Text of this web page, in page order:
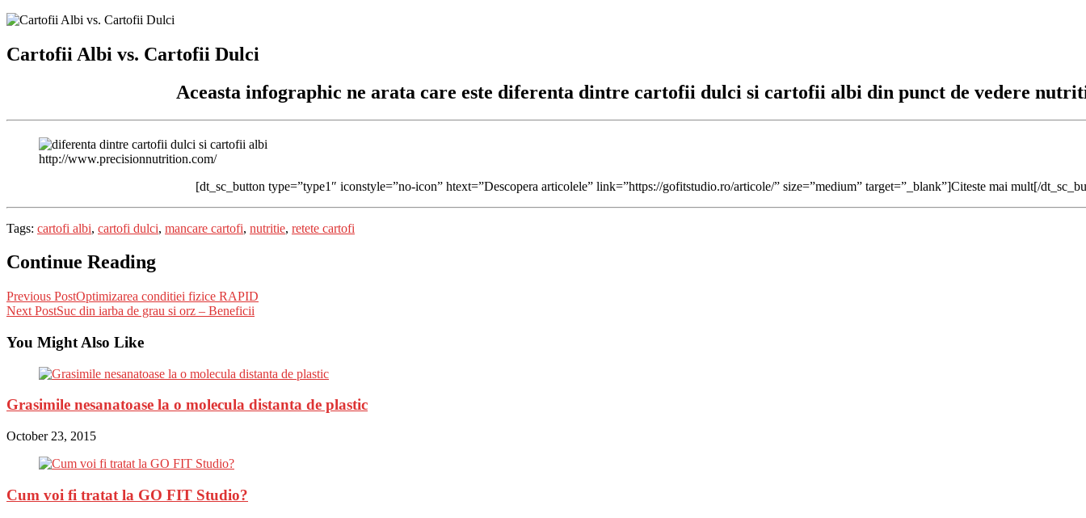
Cartofii Albi vs. Cartofii Dulci
Aceasta infographic ne arata care este diferenta dintre cartofii dulci si cartofii albi din punct de vedere
http://www.precisionnutrition.com/
[dt_sc_button type=”type1″ iconstyle=”no-icon” htext=”Descopera articolele” link=”https://gofitstudio.ro/articole/” size=”medium” target=”_blank”]Citeste mai mult[/
Tags: cartofi albi, cartofi dulci, mancare cartofi, nutritie, retete cartofi
Continue Reading
Previous PostOptimizarea conditiei fizice RAPID
Next PostSuc din iarba de grau si orz – Beneficii
You Might Also Like
Grasimile nesanatoase la o molecula distanta de plastic
October 23, 2015
Cum voi fi tratat la GO FIT Studio?